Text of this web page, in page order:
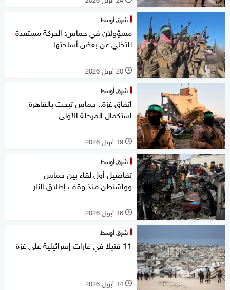
شرق أوسط
مسؤولان في حماس: الحركة مستعدة
للتخلي عن بعض أسلحتها
l 20 أبريل 2026
شرق أوسط
اتفاق غزة.. حماس تبحث بالقاهرة
استكمال المرحلة الأولى
l 19 أبريل 2026
شرق أوسط
تفاصيل أول لقاء بين حماس
وواشنطن منذ وقف إطلاق النار
l 16 أبريل 2026
شرق أوسط
11 قتيلا في غارات إسرائيلية على غزة
l 14 أبريل 2026